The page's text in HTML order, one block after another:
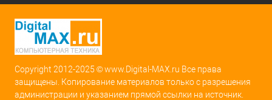
Copyright 2012-2025 © www.Digital-MAX.ru Все права
защищены. Копирование материалов только с разрешения
администрации и указанием прямой ссылки на источник.